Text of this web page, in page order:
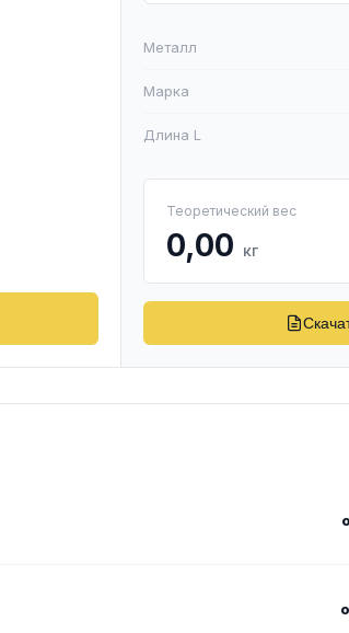
Металл
Марка
Длина L
Теоретический вес
0,00 кг